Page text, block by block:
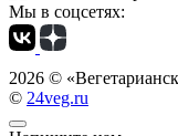
Мы в соцсетях:
2026 ©
© 24veg.ru